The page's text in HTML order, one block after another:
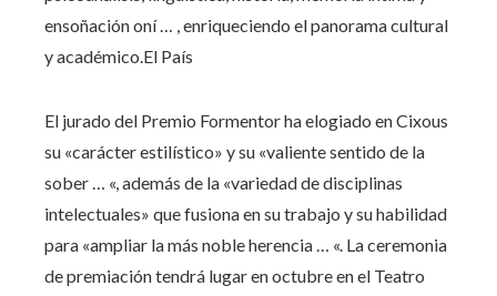
ensoñación oní … , enriqueciendo el panorama cultural
y académico.​El País
El jurado del Premio Formentor ha elogiado en Cixous
su «carácter estilístico» y su «valiente sentido de la
sober … «, además de la «variedad de disciplinas
intelectuales» que fusiona en su trabajo y su habilidad
para «ampliar la más noble herencia … «. La ceremonia
de premiación tendrá lugar en octubre en el Teatro